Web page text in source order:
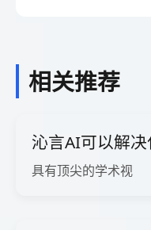
相关推荐
沁言AI可以解决
具有顶尖的学术视